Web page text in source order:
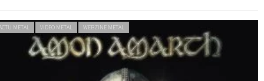
METAL VIDEO METAL WEBZINE METAL